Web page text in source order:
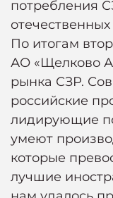
потребления
По итогам
АО «Щелково
рынка СЗР.
российские
лидирующие
умеют
которые
лучшие